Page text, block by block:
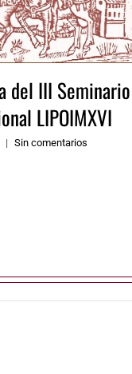
del III Seminario
LIPOIMXVI
| Sin comentarios